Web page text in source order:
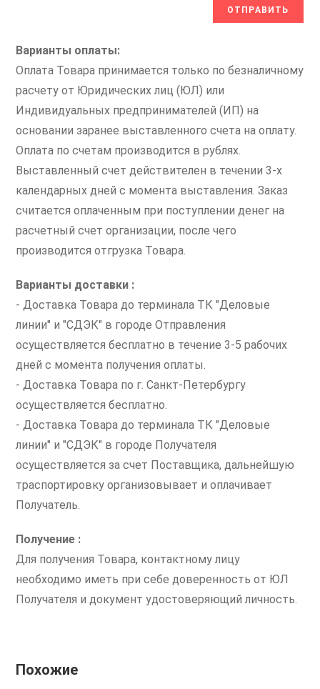
Варианты оплаты:
Оплата Товара принимается только по безналичному
расчету от Юридических лиц (ЮЛ) или
Индивидуальных предпринимателей (ИП) на
основании заранее выставленного счета на оплату.
Оплата по счетам производится в рублях.
Выставленный счет действителен в течении 3-х
календарных дней с момента выставления. Заказ
считается оплаченным при поступлении денег на
расчетный счет организации, после чего
производится отгрузка Товара.
Варианты доставки :
- Доставка Товара до терминала ТК "Деловые
линии" и "СДЭК" в городе Отправления
осуществляется бесплатно в течение 3-5 рабочих
дней с момента получения оплаты.
- Доставка Товара по г. Санкт-Петербургу
осуществляется бесплатно.
- Доставка Товара до терминала ТК "Деловые
линии" и "СДЭК" в городе Получателя
осуществляется за счет Поставщика, дальнейшую
траспортировку организовывает и оплачивает
Получатель.
Получение :
Для получения Товара, контактному лицу
необходимо иметь при себе доверенность от ЮЛ
Получателя и документ удостоверяющий личность.
Похожие